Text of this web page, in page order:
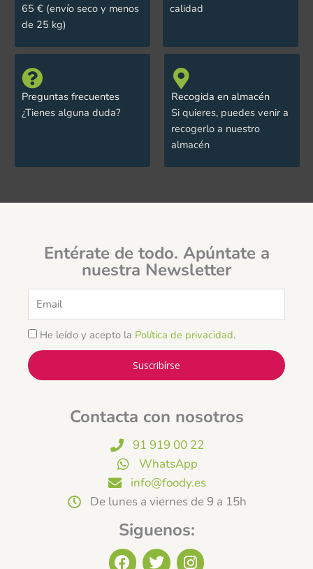
65 € (envío seco y menos
de 25 kg)
calidad
Preguntas frecuentes
¿Tienes alguna duda?
Recogida en almacén
Si quieres, puedes venir a
recogerlo a nuestro
almacén
Entérate de todo. Apúntate a
nuestra Newsletter
He leído y acepto la Política de privacidad.
Suscribírse
Contacta con nosotros
91 919 00 22
WhatsApp
info@foody.es
De lunes a viernes de 9 a 15h
Siguenos:
F T I